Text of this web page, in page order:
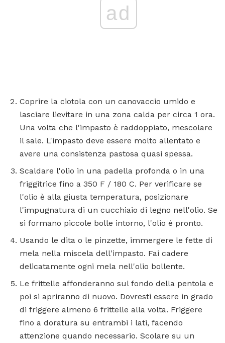
ad
Coprire la ciotola con un canovaccio umido e
lasciare lievitare in una zona calda per circa 1 ora.
Una volta che l'impasto è raddoppiato, mescolare
il sale. L'impasto deve essere molto allentato e
avere una consistenza pastosa quasi spessa.
Scaldare l'olio in una padella profonda o in una
friggitrice fino a 350 F / 180 C. Per verificare se
l'olio è alla giusta temperatura, posizionare
l'impugnatura di un cucchiaio di legno nell'olio. Se
si formano piccole bolle intorno, l'olio è pronto.
Usando le dita o le pinzette, immergere le fette di
mela nella miscela dell'impasto. Fai cadere
delicatamente ogni mela nell'olio bollente.
Le frittelle affonderanno sul fondo della pentola e
poi si apriranno di nuovo. Dovresti essere in grado
di friggere almeno 6 frittelle alla volta. Friggere
fino a doratura su entrambi i lati, facendo
attenzione quando necessario. Scolare su un